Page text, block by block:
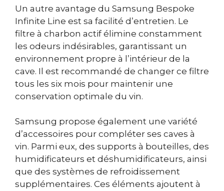
Un autre avantage du Samsung Bespoke
Infinite Line est sa facilité d’entretien. Le
filtre à charbon actif élimine constamment
les odeurs indésirables, garantissant un
environnement propre à l’intérieur de la
cave. Il est recommandé de changer ce filtre
tous les six mois pour maintenir une
conservation optimale du vin.
Samsung propose également une variété
d’accessoires pour compléter ses caves à
vin. Parmi eux, des supports à bouteilles, des
humidificateurs et déshumidificateurs, ainsi
que des systèmes de refroidissement
supplémentaires. Ces éléments ajoutent à